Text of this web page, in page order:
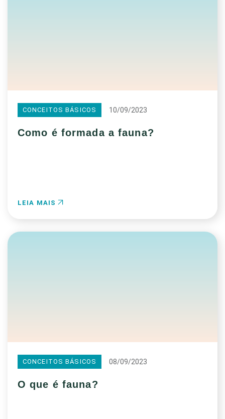
CONCEITOS BÁSICOS 10/09/2023
Como é formada a fauna?
LEIA MAIS
CONCEITOS BÁSICOS 08/09/2023
O que é fauna?